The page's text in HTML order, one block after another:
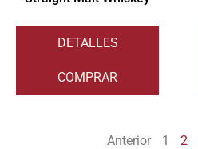
DETALLES
COMPRAR
Anterior 1 2